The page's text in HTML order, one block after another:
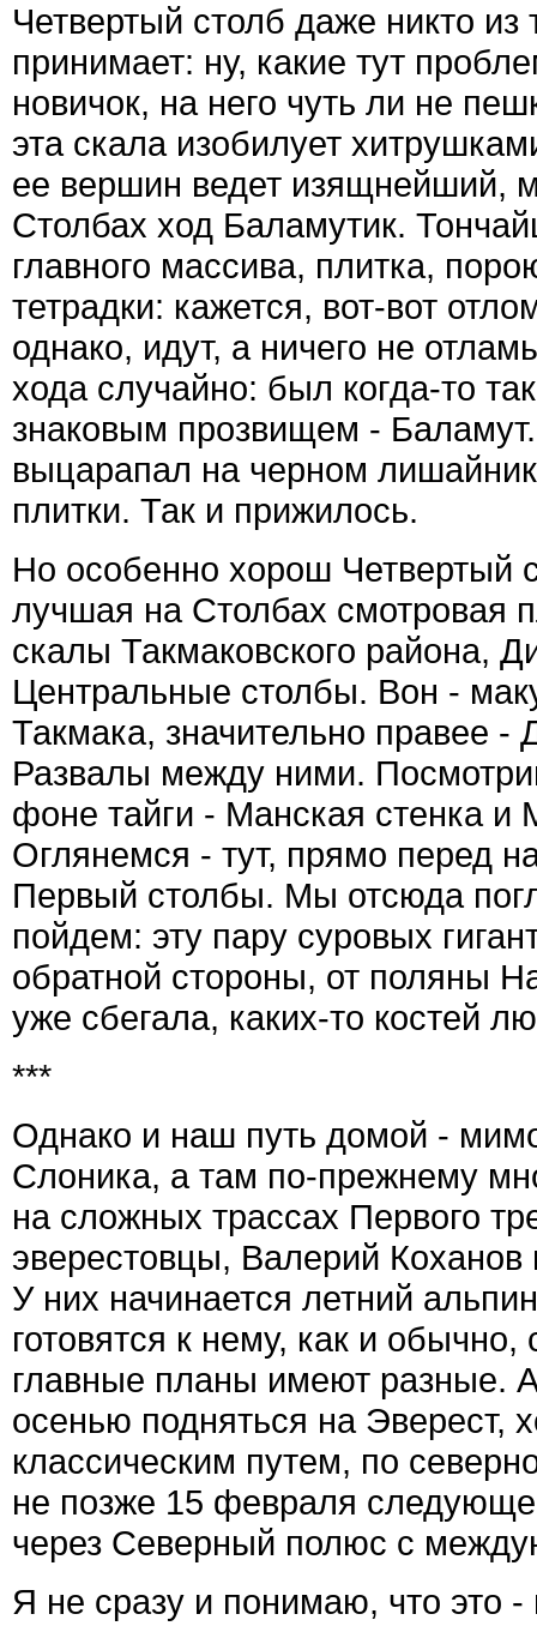
Четвертый столб даже никто из
принимает: ну, какие тут
новичок, на него чуть ли не
эта скала изобилует
ее вершин ведет изящнейший,
Столбах ход Баламутик.
главного массива, плитка,
тетрадки: кажется, вот-вот
однако, идут, а ничего не
хода случайно: был когда-то
знаковым прозвищем -
выцарапал на черном
плитки. Так и прижилось.
Но особенно хорош Четвертый
лучшая на Столбах смотровая
скалы Такмаковского района,
Центральные столбы. Вон -
Такмака, значительно правее -
Развалы между ними.
фоне тайги - Манская стенка и
Оглянемся - тут, прямо перед
Первый столбы. Мы отсюда
пойдем: эту пару суровых
обратной стороны, от поляны
уже сбегала, каких-то костей
***
Однако и наш путь домой -
Слоника, а там по-прежнему
на сложных трассах Первого
эверестовцы, Валерий
У них начинается летний
готовятся к нему, как и обычно,
главные планы имеют разные.
осенью подняться на Эверест,
классическим путем, по
не позже 15 февраля
через Северный полюс с
Я не сразу и понимаю, что это